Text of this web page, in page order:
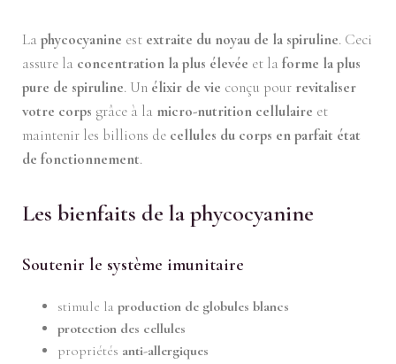
La phycocyanine est extraite du noyau de la spiruline. Ceci
assure la concentration la plus élevée et la forme la plus
pure de spiruline. Un élixir de vie conçu pour revitaliser
votre corps grâce à la micro-nutrition cellulaire et
maintenir les billions de cellules du corps en parfait état
de fonctionnement.
Les bienfaits de la phycocyanine
Soutenir le système imunitaire
stimule la production de globules blancs
protection des cellules
propriétés anti-allergiques